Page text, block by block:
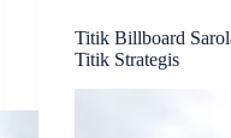
Titik Billboard
Titik Strategis